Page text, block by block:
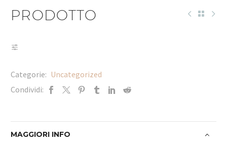
PRODOTTO
Categorie: Uncategorized
Condividi:
MAGGIORI INFO